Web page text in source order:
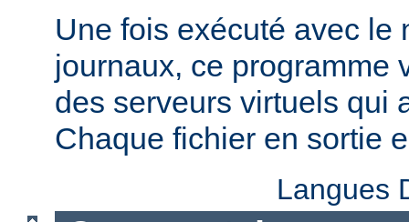
Une fois exécuté avec le
journaux, ce programme
des serveurs virtuels qui
Chaque fichier en sortie
Langues